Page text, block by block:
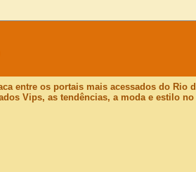
entre os portais mais acessados do
Vips, as tendências, a moda e estilo no